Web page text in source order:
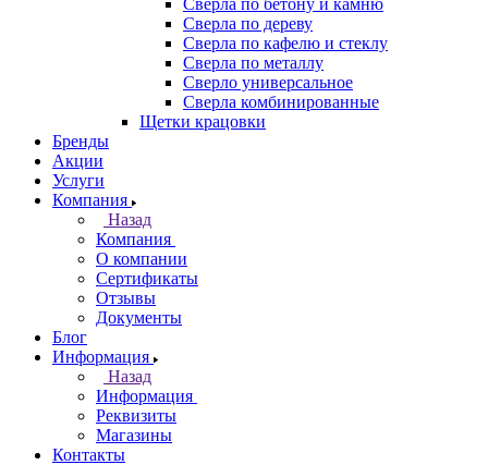
Сверла по бетону и камню
Сверла по дереву
Сверла по кафелю и стеклу
Сверла по металлу
Сверло универсальное
Сверла комбинированные
Щетки крацовки
Бренды
Акции
Услуги
Компания
Назад
Компания
О компании
Сертификаты
Отзывы
Документы
Блог
Информация
Назад
Информация
Реквизиты
Магазины
Контакты